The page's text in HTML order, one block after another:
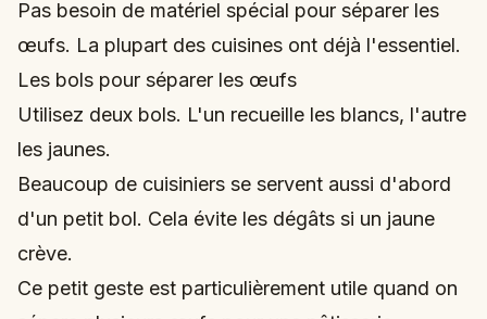
Pas besoin de matériel spécial pour séparer les
œufs. La plupart des cuisines ont déjà l'essentiel.
Les bols pour séparer les œufs
Utilisez deux bols. L'un recueille les blancs, l'autre
les jaunes.
Beaucoup de cuisiniers se servent aussi d'abord
d'un petit bol. Cela évite les dégâts si un jaune
crève.
Ce petit geste est particulièrement utile quand on